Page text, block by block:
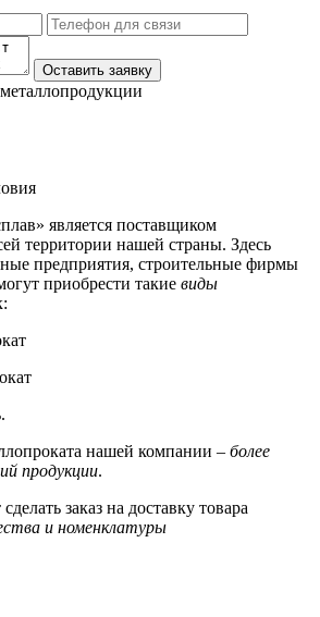
является поставщиком
территории нашей страны. Здесь
предприятия, строительные фирмы
приобрести такие виды
нашей компании – более
продукции.
заказ на доставку товара
и номенклатуры